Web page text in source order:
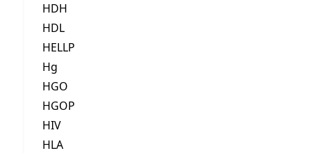
HDH
HDL
HELLP
Hg
HGO
HGOP
HIV
HLA